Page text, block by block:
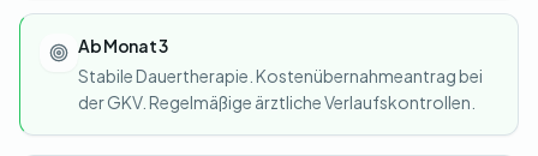
Ab Monat 3
Stabile Dauertherapie. Kostenübernahmeantrag bei
der GKV. Regelmäßige ärztliche Verlaufskontrollen.